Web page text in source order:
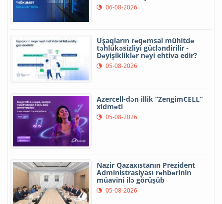
06-08-2026
Uşaqların rəqəmsal mühitdə
təhlükəsizliyi gücləndirilir -
Dəyişikliklər nəyi ehtiva edir?
05-08-2026
Azercell-dən illik “ZengimCELL”
xidməti
05-08-2026
Nazir Qazaxıstanın Prezident
Administrasiyası rəhbərinin
müavini ilə görüşüb
05-08-2026